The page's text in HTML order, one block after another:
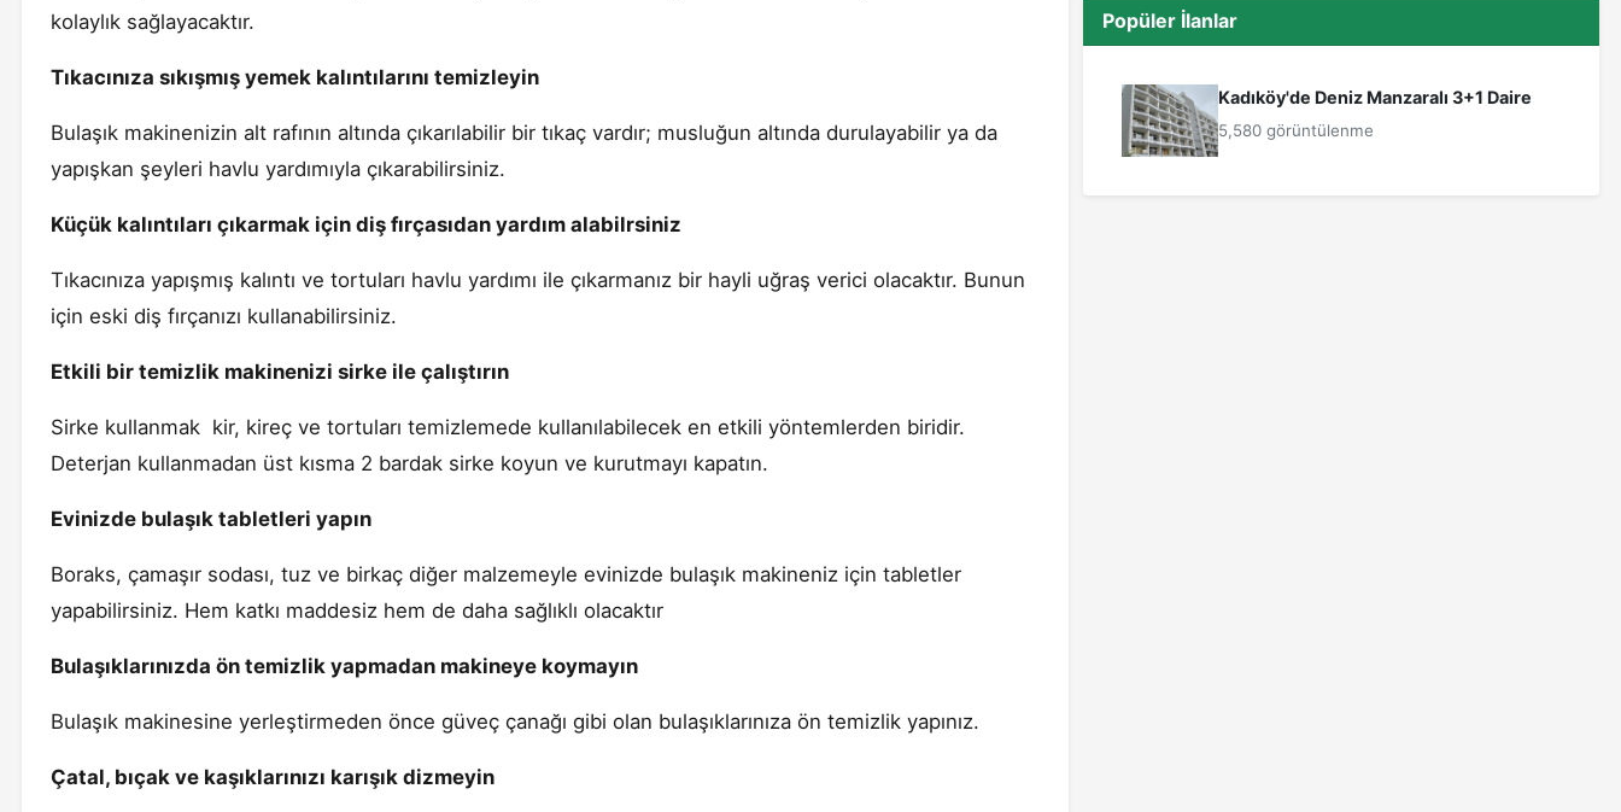
kolaylık sağlayacaktır.
Tıkacınıza sıkışmış yemek kalıntılarını temizleyin
Bulaşık makinenizin alt rafının altında çıkarılabilir bir tıkaç vardır; musluğun altında durulayabilir ya da
yapışkan şeyleri havlu yardımıyla çıkarabilirsiniz.
Küçük kalıntıları çıkarmak için diş fırçasıdan yardım alabilrsiniz
Tıkacınıza yapışmış kalıntı ve tortuları havlu yardımı ile çıkarmanız bir hayli uğraş verici olacaktır. Bunun
için eski diş fırçanızı kullanabilirsiniz.
Etkili bir temizlik makinenizi sirke ile çalıştırın
Sirke kullanmak kir, kireç ve tortuları temizlemede kullanılabilecek en etkili yöntemlerden biridir.
Deterjan kullanmadan üst kısma 2 bardak sirke koyun ve kurutmayı kapatın.
Evinizde bulaşık tabletleri yapın
Boraks, çamaşır sodası, tuz ve birkaç diğer malzemeyle evinizde bulaşık makineniz için tabletler
yapabilirsiniz. Hem katkı maddesiz hem de daha sağlıklı olacaktır
Bulaşıklarınızda ön temizlik yapmadan makineye koymayın
Bulaşık makinesine yerleştirmeden önce güveç çanağı gibi olan bulaşıklarınıza ön temizlik yapınız.
Çatal, bıçak ve kaşıklarınızı karışık dizmeyin
Popüler İlanlar
Kadıköy'de Deniz Manzaralı 3+1 Daire
5,580 görüntülenme